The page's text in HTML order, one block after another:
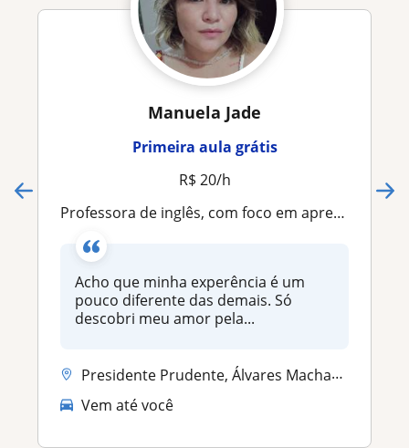
Manuela Jade
Primeira aula grátis
R$ 20/h
Professora de inglês, com foco em aprendizado infanti mas que tamém atende á todas as idades
Acho que minha experência é um
pouco diferente das demais. Só
descobri meu amor pela...
Presidente Prudente, Álvares Machado
Vem até você